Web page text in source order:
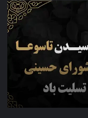
عضویت در ششمین دوره